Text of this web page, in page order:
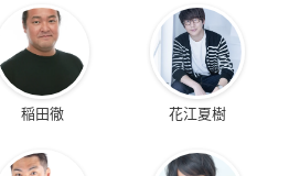
稲田徹 花江夏樹